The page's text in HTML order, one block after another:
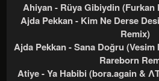
Ahiyan - Rüya Gibiydin (Furkan
Ajda Pekkan - Kim Ne Derse
Remix)
Ajda Pekkan - Sana Doğru
Rareborn
Atiye - Ya Habibi (bora.again &